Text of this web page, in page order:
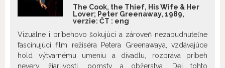
ikonický film Xaviera Dolana, uvádzame
pri príležitosti PRIDE mesiaca na
Slovensku.
The Cook, the Thief, His Wife & Her
Lover; Peter Greenaway, 1989,
verzie: ČT : eng
Vizuálne i príbehovo šokujúci a zároveň nezabudnuteľne
fascinujúci film režiséra Petera Greenawaya, vzdávajúce
hold výtvarnému umeniu a divadlu, rozpráva príbeh
nevery, žiarlivosti, pomsty a obžerstva. Dej tohto